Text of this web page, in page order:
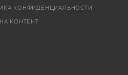
КОНФИДЕНЦИАЛЬНОСТИ
КОНТЕНТ